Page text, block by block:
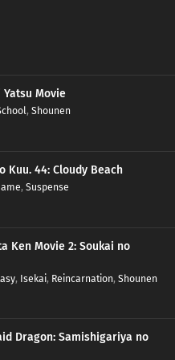
Yatsu Movie
, Shounen
Kuu. 44: Cloudy Beach
, Suspense
Ken Movie 2: Soukai no
, Isekai, Reincarnation, Shounen
Dragon: Samishigariya no